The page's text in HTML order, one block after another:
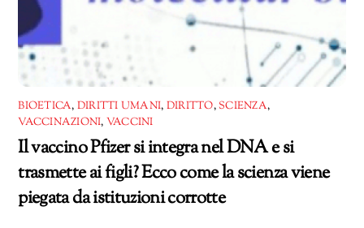
BIOETICA, DIRITTI UMANI, DIRITTO,SCIENZA,
VACCINAZIONI, VACCINI
Il vaccino Pfizer si integra nel DNA e si
trasmette ai figli? Ecco come la scienza viene
piegata da istituzioni corrotte